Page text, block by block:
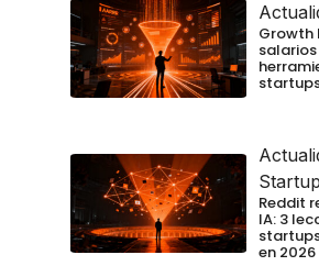
Growth
Reddit
IA: 3
en 2026